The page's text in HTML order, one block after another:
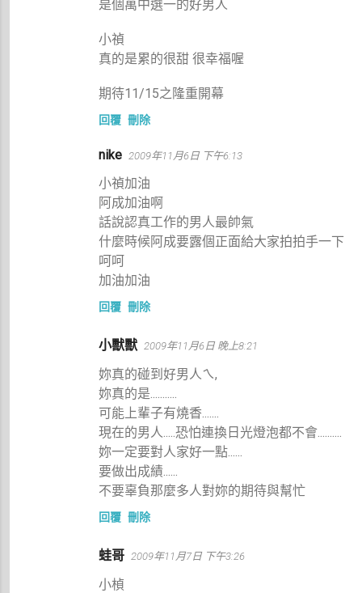
是個萬中選一的好男人
小禎
真的是累的很甜 很幸福喔
期待11/15之隆重開幕
回覆 刪除
nike 2009年11月6日 下午6:13
小禎加油
阿成加油啊
話說認真工作的男人最帥氣
什麼時候阿成要露個正面給大家拍拍手一下
呵呵
加油加油
回覆 刪除
小獸獸 2009年11月6日 晚上8:21
妳真的碰到好男人ㄟ,
妳真的是...........
可能上輩子有燒香.......
現在的男人.....恐怕連換日光燈泡都不會..........
妳一定要對人家好一點......
要做出成績......
不要辜負那麼多人對妳的期待與幫忙
回覆 刪除
蛙哥 2009年11月7日 下午3:26
小楨